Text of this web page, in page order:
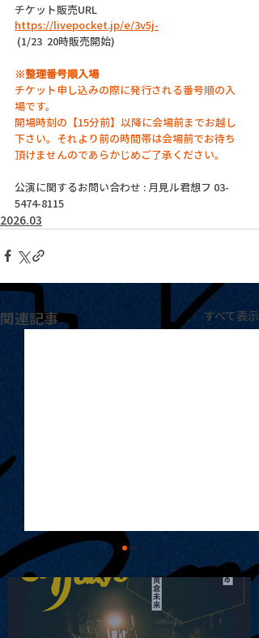
チケット販売URL
https://livepocket.jp/e/3v5j-
(1/23  20時販売開始)
※整理番号順入場
チケット申し込みの際に発行される番号順の入
場です。
開場時刻の【15分前】以降に会場前までお越し
下さい。それより前の時間帯は会場前でお待ち
頂けませんのであらかじめご了承ください。
公演に関するお問い合わせ : 月見ル君想フ 03-
5474-8115
2026.03
関連記事 すべて表示